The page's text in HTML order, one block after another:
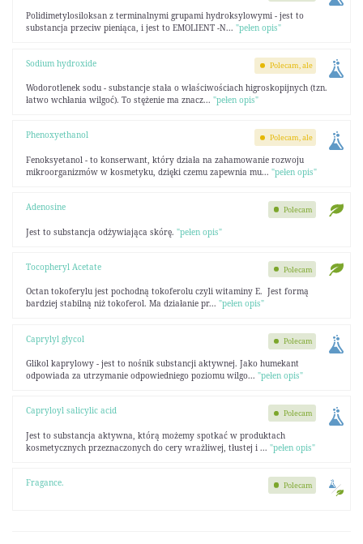
Polidimetylosiloksan z terminalnymi grupami hydroksylowymi - jest to
substancja przeciw pieniąca, i jest to EMOLIENT -N... "pełen opis"
Sodium hydroxide
Wodorotlenek sodu - substancje stała o właściwościach higroskopijnych (tzn.
łatwo wchłania wilgoć). To stężenie ma znacz... "pełen opis"
Polecam, ale
Phenoxyethanol
Fenoksyetanol - to konserwant, który działa na zahamowanie rozwoju
mikroorganizmów w kosmetyku, dzięki czemu zapewnia mu... "pełen opis"
Polecam, ale
Adenosine
Jest to substancja odżywiająca skórę. "pełen opis"
Polecam
Tocopheryl Acetate
Octan tokoferylu jest pochodną tokoferolu czyli witaminy E. Jest formą
bardziej stabilną niż tokoferol. Ma działanie pr... "pełen opis"
Polecam
Caprylyl glycol
Glikol kaprylowy - jest to nośnik substancji aktywnej. Jako humekant
odpowiada za utrzymanie odpowiedniego poziomu wilgo... "pełen opis"
Polecam
Capryloyl salicylic acid
Jest to substancja aktywna, którą możemy spotkać w produktach
kosmetycznych przeznaczonych do cery wrażliwej, tłustej i ... "pełen opis"
Polecam
Fragance. Polecam